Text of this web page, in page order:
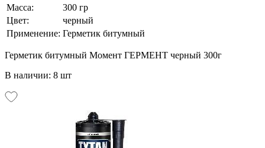
Масса:
300 гр
Цвет:
черный
Применение: Герметик битумный
Герметик битумный Момент ГЕРМЕНТ черный 300г
В наличии: 8 шт